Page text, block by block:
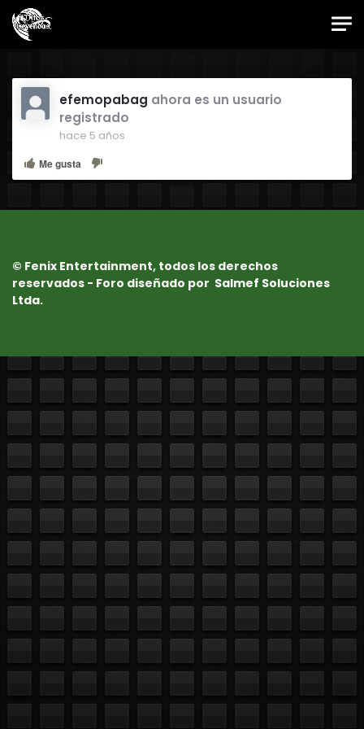
Skip to main content
Foro Oficial JES
efemopabag ahora es un usuario
registrado
hace 5 años
Me gusta
© Fenix Entertainment, todos los derechos
reservados - Foro diseñado por Salmef Soluciones
Ltda.